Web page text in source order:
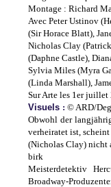
Montage : Richard
Avec Peter Ustinov
(Sir Horace Blatt),
Nicholas Clay
(Daphne Castle),
Sylvia Miles (Myra
(Linda Marshall),
Sur Arte les 1er
Visuels : © ARD/
Obwohl der
verheiratet ist,
(Nicholas Clay) nicht
birk
Meisterdetektiv
Broadway-